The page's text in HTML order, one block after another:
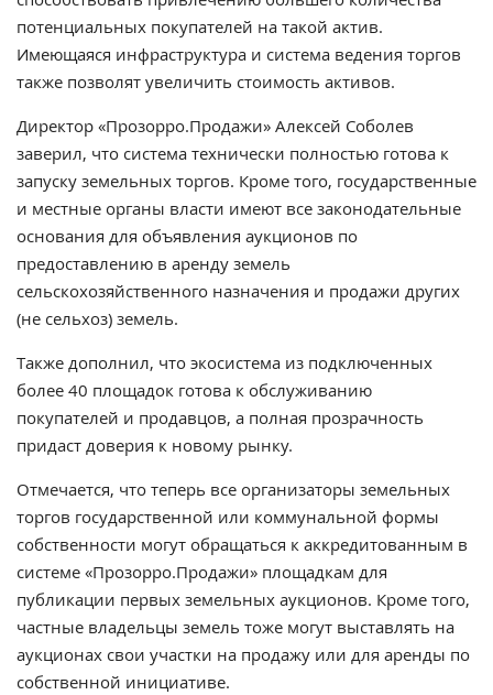
потенциальных покупателей на такой актив.
Имеющаяся инфраструктура и система ведения торгов
также позволят увеличить стоимость активов.
Директор «Прозорро.Продажи» Алексей Соболев
заверил, что система технически полностью готова к
запуску земельных торгов. Кроме того, государственные
и местные органы власти имеют все законодательные
основания для объявления аукционов по
предоставлению в аренду земель
сельскохозяйственного назначения и продажи других
(не сельхоз) земель.
Также дополнил, что экосистема из подключенных
более 40 площадок готова к обслуживанию
покупателей и продавцов, а полная прозрачность
придаст доверия к новому рынку.
Отмечается, что теперь все организаторы земельных
торгов государственной или коммунальной формы
собственности могут обращаться к аккредитованным в
системе «Прозорро.Продажи» площадкам для
публикации первых земельных аукционов. Кроме того,
частные владельцы земель тоже могут выставлять на
аукционах свои участки на продажу или для аренды по
собственной инициативе.